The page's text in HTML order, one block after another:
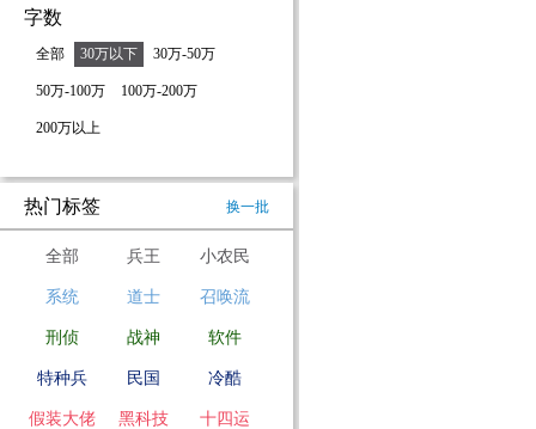
字数
全部 30万以下 30万-50万
50万-100万 100万-200万
200万以上
热门标签 换一批
全部 兵王 小农民
系统 道士 召唤流
刑侦 战神 软件
特种兵 民国 冷酷
假装大佬 黑科技 十四运